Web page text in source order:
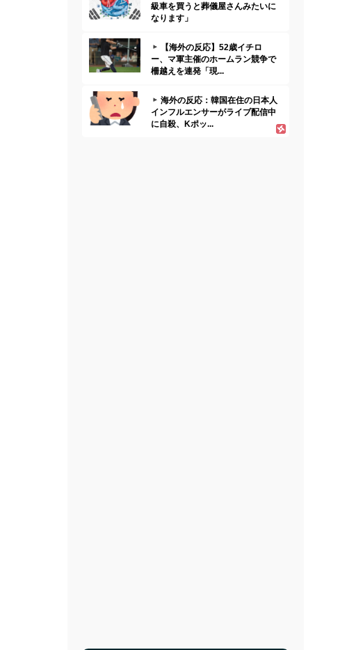
級車を買うと葬儀屋さんみたいに
なります」
【海外の反応】52歳イチロ
ー、マ軍主催のホームラン競争で
柵越えを連発「現...
海外の反応：韓国在住の日本人
インフルエンサーがライブ配信中
に自殺、Kポッ...